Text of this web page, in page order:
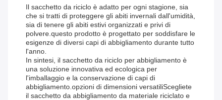
Il sacchetto da riciclo è adatto per ogni stagione, sia
che si tratti di proteggere gli abiti invernali dall'umidità,
sia di tenere gli abiti estivi organizzati e privi di
polvere.questo prodotto è progettato per soddisfare le
esigenze di diversi capi di abbigliamento durante tutto
l'anno.
In sintesi, il sacchetto da riciclo per abbigliamento è
una soluzione innovativa ed ecologica per
l'imballaggio e la conservazione di capi di
abbigliamento.opzioni di dimensioni versatiliScegliete
il sacchetto da abbigliamento da materiale riciclato e